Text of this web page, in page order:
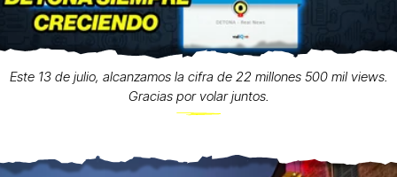
Este 13 de julio, alcanzamos la cifra de 22 millones 500 mil views.
Gracias por volar juntos.